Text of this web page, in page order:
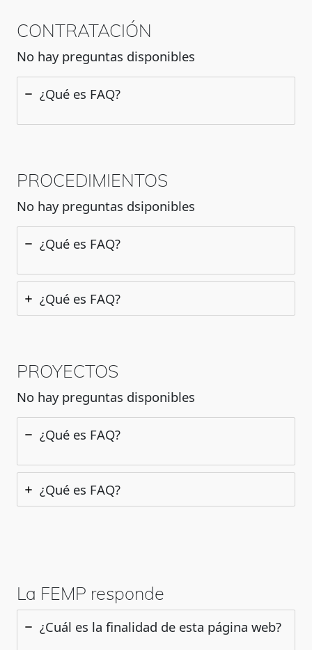
CONTRATACIÓN
No hay preguntas disponibles
¿Qué es FAQ?
PROCEDIMIENTOS
No hay preguntas dsiponibles
¿Qué es FAQ?
¿Qué es FAQ?
PROYECTOS
No hay preguntas disponibles
¿Qué es FAQ?
¿Qué es FAQ?
La FEMP responde
¿Cuál es la finalidad de esta página web?